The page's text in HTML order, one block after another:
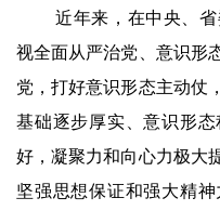
近年来，在中央、
视全面从严治党、意识形
党，打好意识形态主动仗
基础逐步厚实、意识形
好，凝聚力和向心力极大
坚强思想保证和强大精